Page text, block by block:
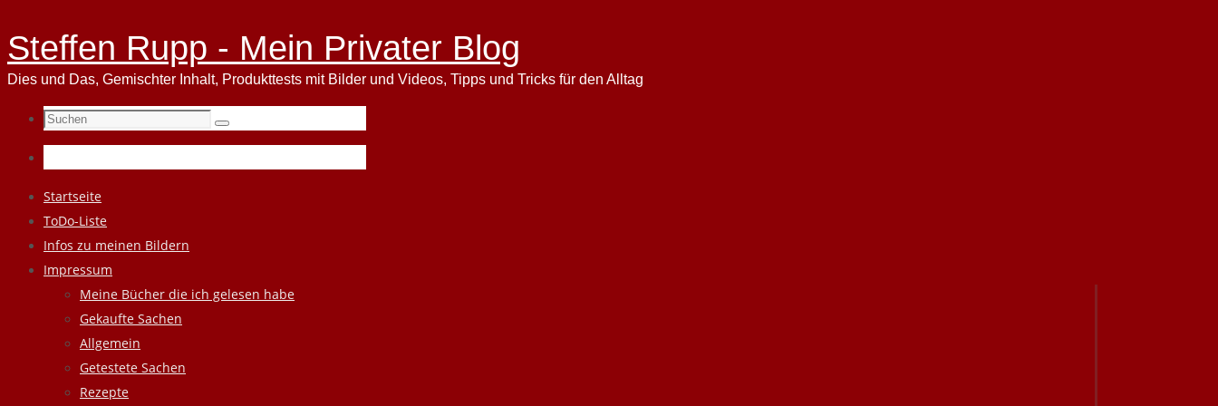
Steffen Rupp - Mein Privater Blog
Dies und Das, Gemischter Inhalt, Produkttests mit Bilder und Videos, Tipps und Tricks für den Alltag
Suchen
nach:
Suchen
Zum
Inhalt
springen
Startseite
ToDo-Liste
Infos zu meinen Bildern
Impressum
Meine Bücher die ich gelesen habe
Gekaufte Sachen
Allgemein
Getestete Sachen
Rezepte